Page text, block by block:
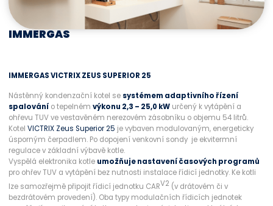
IMMERGAS
IMMERGAS VICTRIX ZEUS SUPERIOR 25
Nástěnný kondenzační kotel se systémem adaptivního řízení
spalování o tepelnémvýkonu 2,3 – 25,0 kW určený k vytápění a
ohřevu TUV ve vestavěném nerezovém zásobníku o objemu 54 litrů.
Kotel VICTRIX Zeus Superior 25 je vybaven modulovaným, energeticky
úsporným čerpadlem. Po dopojení venkovní sondy je ekvitermní
regulace v základní výbavě kotle.
Vyspělá elektronika kotle umožňuje nastavení časových programů
pro ohřev TUV a vytápění bez nutnosti instalace řídicí jednotky. Ke kotli
lze samozřejmě připojit řídicí jednotku CARV2 (v drátovém či v
bezdrátovém provedení). Oba typy modulačních řídicích jednotek